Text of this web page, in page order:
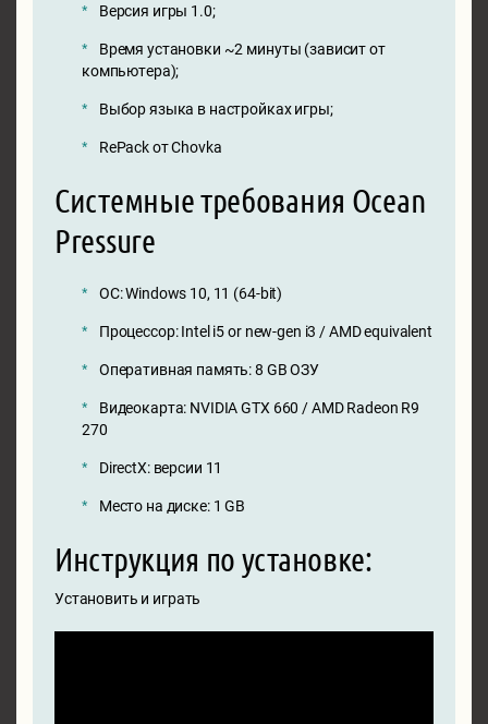
Версия игры 1.0;
Время установки ~2 минуты (зависит от
компьютера);
Выбор языка в настройках игры;
RePack от Chovka
Системные требования Ocean
Pressure
ОС: Windows 10, 11 (64-bit)
Процессор: Intel i5 or new-gen i3 / AMD equivalent
Оперативная память: 8 GB ОЗУ
Видеокарта: NVIDIA GTX 660 / AMD Radeon R9
270
DirectX: версии 11
Место на диске: 1 GB
Инструкция по установке:
Установить и играть